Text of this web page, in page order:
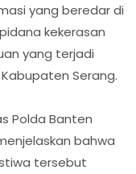
yang beredar di
kekerasan
yang terjadi
Serang.
Polda Banten
bahwa
tersebut